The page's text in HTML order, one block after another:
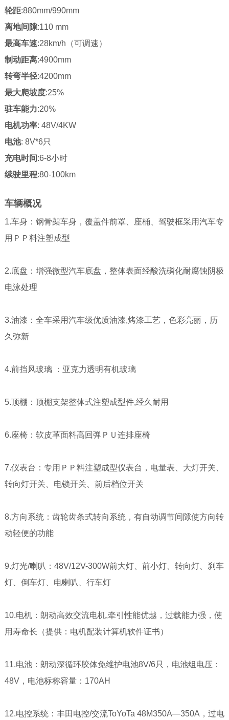
轮距:880mm/990mm
离地间隙:110 mm
最高车速:28km/h（可调速）
制动距离:4900mm
转弯半径:4200mm
最大爬坡度:25%
驻车能力:20%
电机功率: 48V/4KW
电池: 8V*6只
充电时间:6-8小时
续驶里程:80-100km
车辆概况
1.车身：钢骨架车身，覆盖件前罩、座桶、驾驶框采用汽车专
用ＰＰ料注塑成型
2.底盘：增强微型汽车底盘，整体表面经酸洗磷化耐腐蚀阴极
电泳处理
3.油漆：全车采用汽车级优质油漆,烤漆工艺，色彩亮丽，历
久弥新
4.前挡风玻璃 ：亚克力透明有机玻璃
5.顶棚：顶棚支架整体式注塑成型件,经久耐用
6.座椅：软皮革面料高回弹ＰＵ连排座椅
7.仪表台：专用ＰＰ料注塑成型仪表台，电量表、大灯开关、
转向灯开关、电锁开关、前后档位开关
8.方向系统：齿轮齿条式转向系统，有自动调节间隙使方向转
动轻便的功能
9.灯光/喇叭：48V/12V-300W前大灯、前小灯、转向灯、刹车
灯、倒车灯、电喇叭、行车灯
10.电机：朗动高效交流电机,牵引性能优越，过载能力强，使
用寿命长（提供：电机配装计算机软件证书）
11.电池：朗动深循环胶体免维护电池8V/6只，电池组电压：
48V，电池标称容量：170AH
12.电控系统：丰田电控/交流ToYoTa 48M350A—350A，过电